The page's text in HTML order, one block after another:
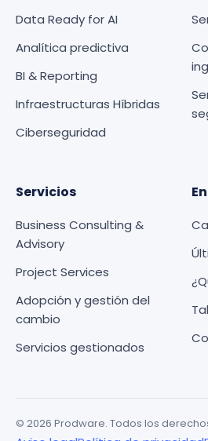
Data Ready for AI
Analítica predictiva
BI & Reporting
Infraestructuras Híbridas
Ciberseguridad
Servicios
Business Consulting &
Advisory
Project Services
Adopción y gestión del
cambio
Servicios gestionados
© 2026 Prodware. Todos los